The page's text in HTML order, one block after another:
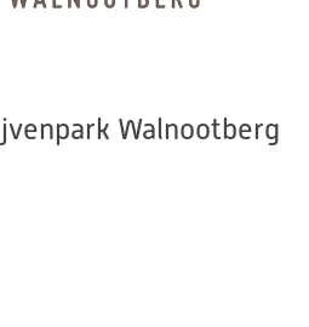
Walnootberg